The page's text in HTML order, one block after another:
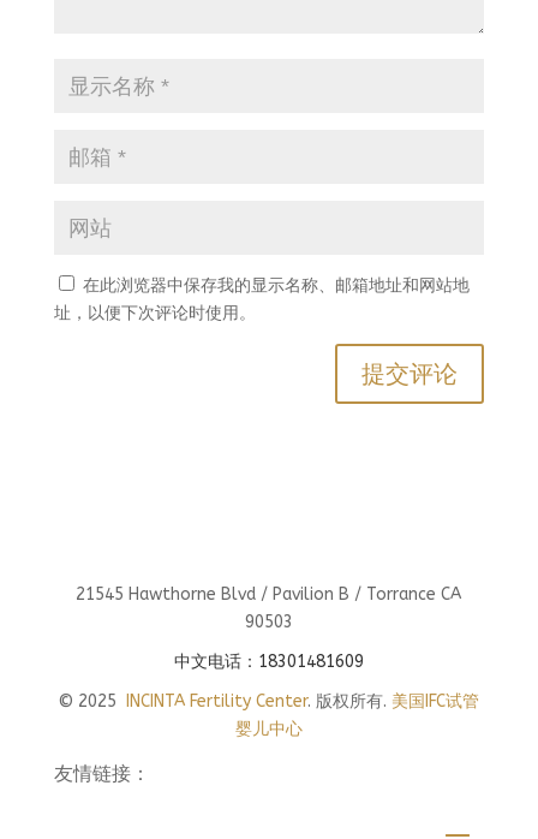
在此浏览器中保存我的显示名称、邮箱地址和网站地
址，以便下次评论时使用。
21545 Hawthorne Blvd / Pavilion B / Torrance CA
90503
中文电话：18301481609
© 2025
INCINTA Fertility Center. 版权所有. 美国IFC试管
婴儿中心
友情链接：